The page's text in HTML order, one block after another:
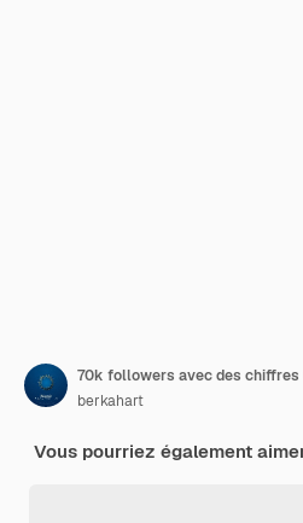
berkahart
Vous pourriez également